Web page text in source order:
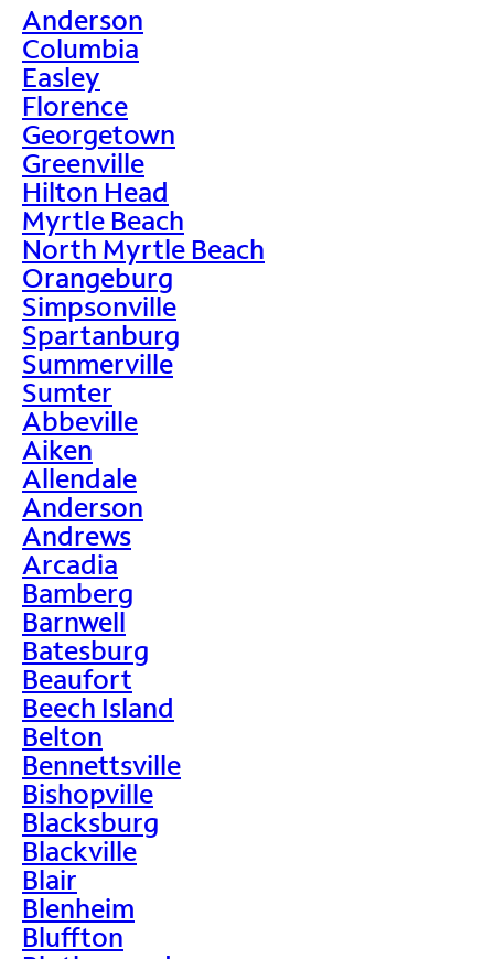
Anderson
Columbia
Easley
Florence
Georgetown
Greenville
Hilton Head
Myrtle Beach
North Myrtle Beach
Orangeburg
Simpsonville
Spartanburg
Summerville
Sumter
Abbeville
Aiken
Allendale
Anderson
Andrews
Arcadia
Bamberg
Barnwell
Batesburg
Beaufort
Beech Island
Belton
Bennettsville
Bishopville
Blacksburg
Blackville
Blair
Blenheim
Bluffton